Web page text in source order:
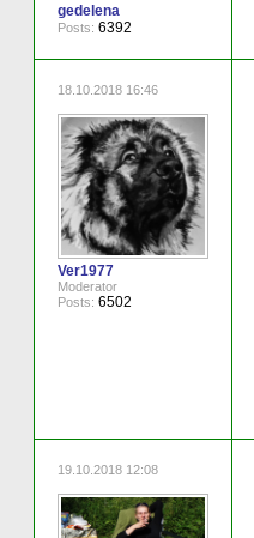
gedelena
Posts: 6392
18.10.2018 16:46
Ver1977
Moderator
Posts: 6502
19.10.2018 12:08